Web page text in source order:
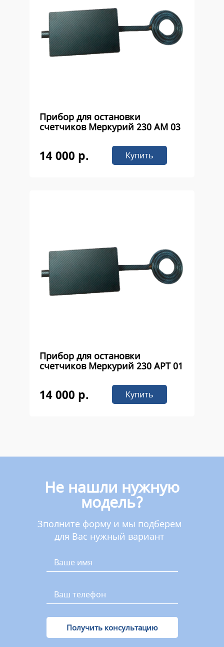
Прибор для остановки
счетчиков Меркурий 230 AM 03
14 000 р. Купить
Прибор для остановки
счетчиков Меркурий 230 APT 01
14 000 р. Купить
Не нашли нужную
модель?
Зполните форму и мы подберем
для Вас нужный вариант
Получить консультацию